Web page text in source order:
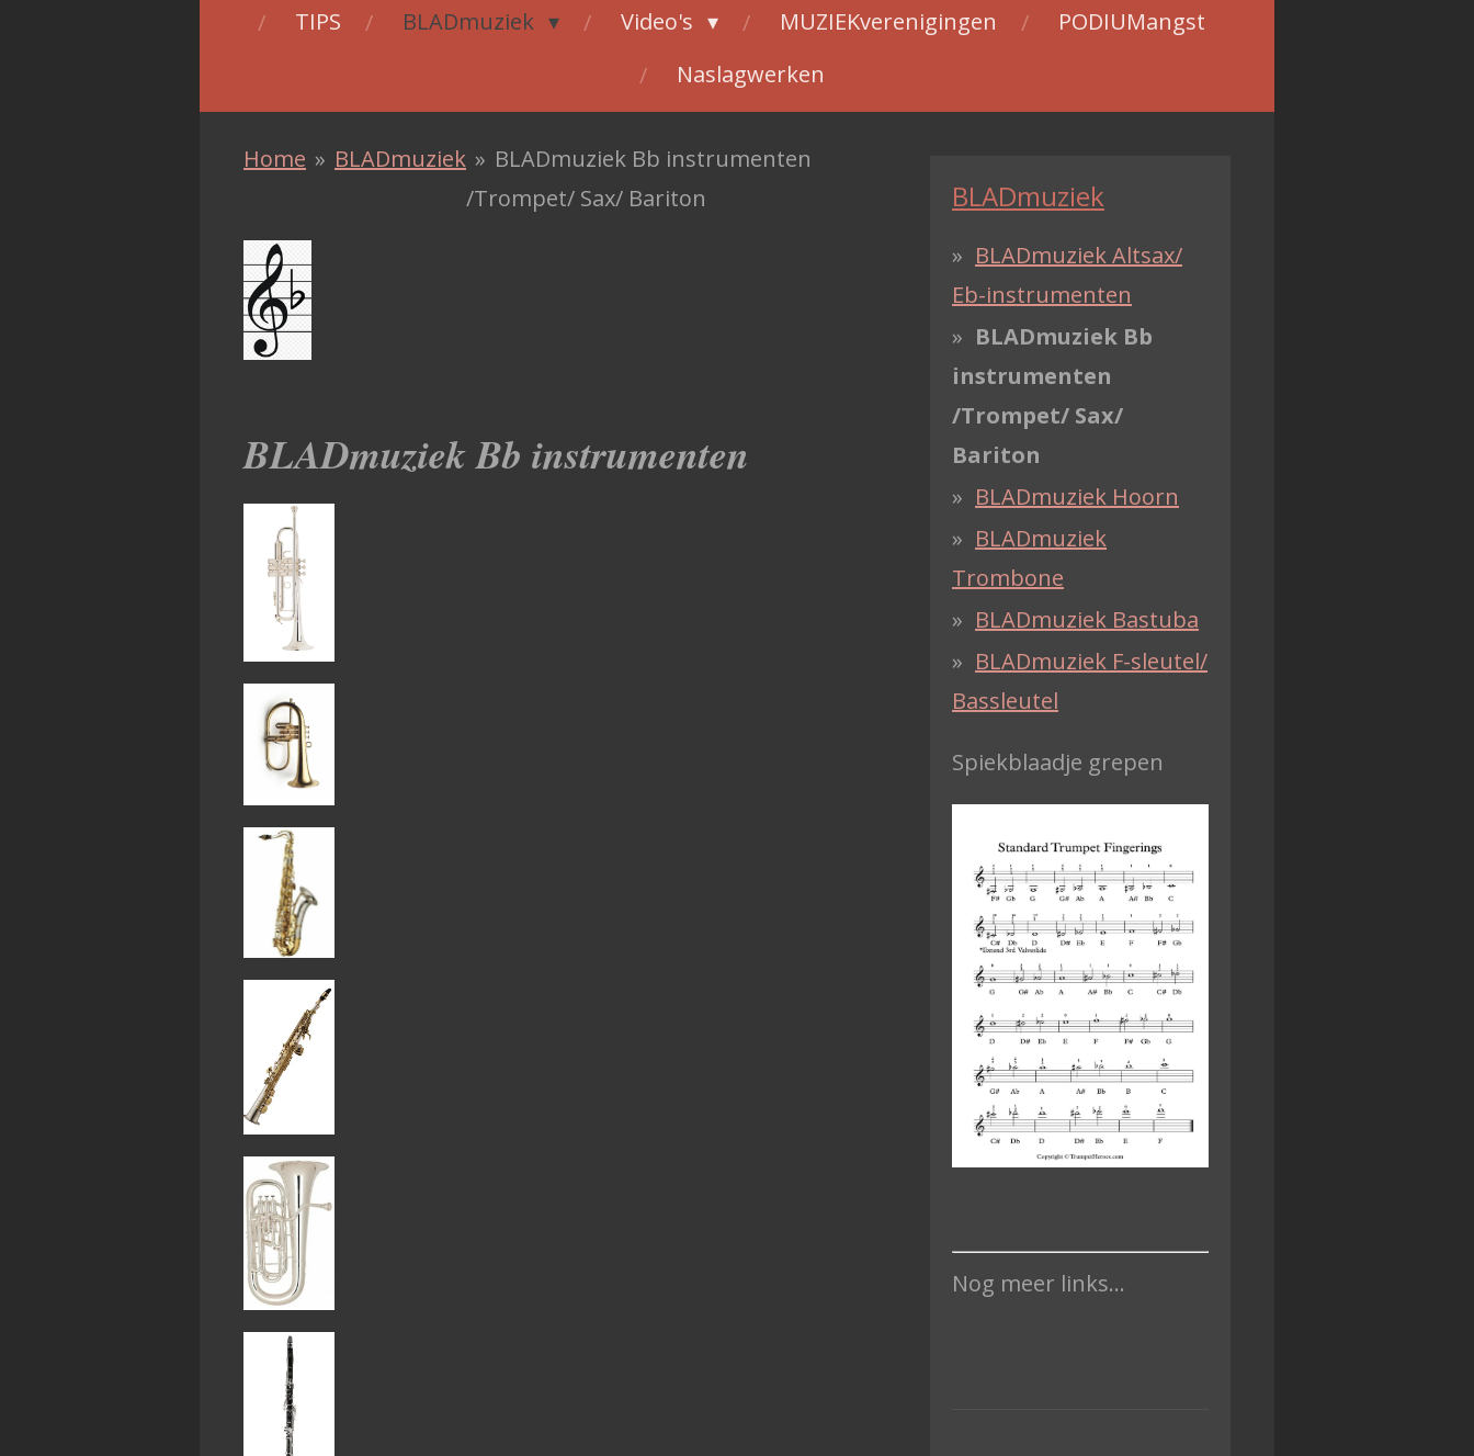
TIPS
BLADmuziek Video's MUZIEKverenigingen
PODIUMangst
Naslagwerken
Home » BLADmuziek » BLADmuziek Bb instrumenten
/Trompet/ Sax/ Bariton
BLADmuziek Bb instrumenten
BLADmuziek
BLADmuziek Altsax/
Eb-instrumenten
BLADmuziek Bb
instrumenten
/Trompet/ Sax/
Bariton
BLADmuziek Hoorn
BLADmuziek
Trombone
BLADmuziek Bastuba
BLADmuziek F-sleutel/
Bassleutel
Spiekblaadje grepen
Nog meer links...